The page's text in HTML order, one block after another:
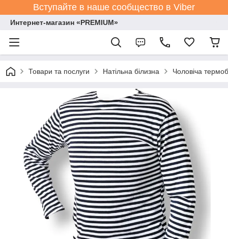
Вступайте в наше сообщество в Viber
Интернет-магазин «PREMIUM»
Товари та послуги Натільна білизна Чоловіча